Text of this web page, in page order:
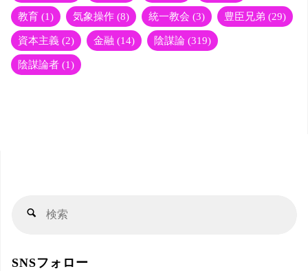
教育 (1) 気象操作 (8) 統一教会 (3) 豊臣兄弟 (29)
資本主義 (2) 金融 (14) 陰謀論 (319)
陰謀論者 (1)
検
SNSフォロー